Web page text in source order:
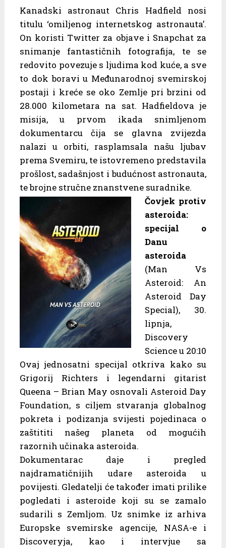
Kanadski astronaut Chris Hadfield nosi
titulu ‘omiljenog internetskog astronauta’.
On koristi Twitter za objave i Snapchat za
snimanje fantastičnih fotografija, te se
redovito povezuje s ljudima kod kuće, a sve
to dok boravi u Međunarodnoj svemirskoj
postaji i kreće se oko Zemlje pri brzini od
28.000 kilometara na sat. Hadfieldova je
misija, u prvom ikada snimljenom
dokumentarcu čija se glavna zvijezda
nalazi u orbiti, rasplamsala našu ljubav
prema Svemiru, te istovremeno predstavila
prošlost, sadašnjost i budućnost astronauta,
te brojne stručne znan­stvene suradnike.
Čovjek protiv
asteroida:
specijal o
Danu
asteroida
(Man Vs
Asteroid: An
Asteroid Day
Special), 30.
lipnja,
Discovery
Science u 20:10
Ovaj jednosatni specijal otkriva kako su
Grigorij Richters i legendarni gitarist
Queena – Brian May osnovali Asteroid Day
Foundation, s ciljem stvaranja global­nog
pokreta i podizanja svijesti pojedinaca o
zaštititi našeg planeta od mogućih
razornih učinaka asteroida.
Dokumentarac daje i pregled
najdramatičnijih udare asteroida u
povijesti. Gleda­telji će također imati prilike
pogledati i asteroide koji su se zamalo
sudarili s Ze­mljom. Uz snimke iz arhiva
Europske svemirske agencije, NASA-e i
Discoveryja, kao i intervjue sa